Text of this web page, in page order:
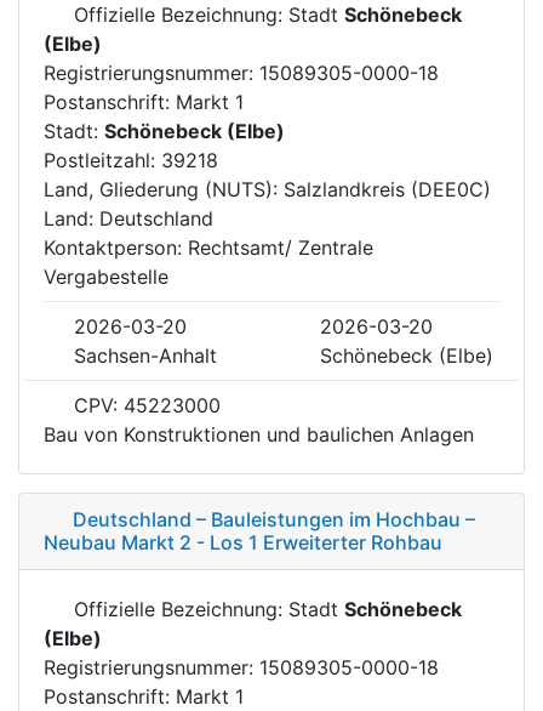
Offizielle Bezeichnung: Stadt Schönebeck
(Elbe)
Registrierungsnummer: 15089305-0000-18
Postanschrift: Markt 1
Stadt: Schönebeck (Elbe)
Postleitzahl: 39218
Land, Gliederung (NUTS): Salzlandkreis (DEE0C)
Land: Deutschland
Kontaktperson: Rechtsamt/ Zentrale
Vergabestelle
2026-03-20
2026-03-20
Sachsen-Anhalt
Schönebeck (Elbe)
CPV: 45223000
Bau von Konstruktionen und baulichen Anlagen
Deutschland – Bauleistungen im Hochbau –
Neubau Markt 2 - Los 1 Erweiterter Rohbau
Offizielle Bezeichnung: Stadt Schönebeck
(Elbe)
Registrierungsnummer: 15089305-0000-18
Postanschrift: Markt 1